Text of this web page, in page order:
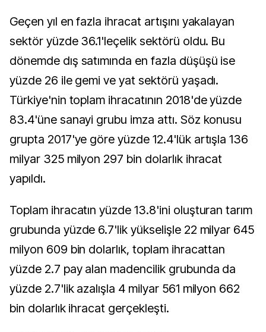
Geçen yıl en fazla ihracat artışını yakalayan
sektör yüzde 36.1'leçelik sektörü oldu. Bu
dönemde dış satımında en fazla düşüşü ise
yüzde 26 ile gemi ve yat sektörü yaşadı.
Türkiye'nin toplam ihracatının 2018'de yüzde
83.4'üne sanayi grubu imza attı. Söz konusu
grupta 2017'ye göre yüzde 12.4'lük artışla 136
milyar 325 milyon 297 bin dolarlık ihracat
yapıldı.
Toplam ihracatın yüzde 13.8'ini oluşturan tarım
grubunda yüzde 6.7'lik yükselişle 22 milyar 645
milyon 609 bin dolarlık, toplam ihracattan
yüzde 2.7 pay alan madencilik grubunda da
yüzde 2.7'lik azalışla 4 milyar 561 milyon 662
bin dolarlık ihracat gerçekleşti.